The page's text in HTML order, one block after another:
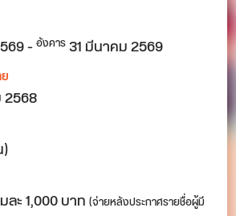
-อังคาร31มีนาคม 2569
2568
ละ 1,000 บาท(จ่ายหลังประกาศรายชื่อผู้มี